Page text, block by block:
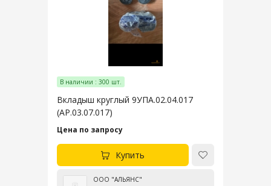
В наличии : 300 шт.
Вкладыш круглый 9УПА.02.04.017
(АР.03.07.017)
Цена по запросу
Купить
ООО "АЛЬЯНС"